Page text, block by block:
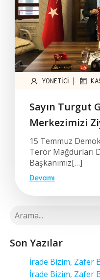
YONETICI |
Sayın Turgut
Merkezimizi
15 Temmuz
Terör Mağdurları
Başkanımız[…]
Devamı
Son Yazılar
İrade Bizim, Zafer
İrade Bizim, Zafer